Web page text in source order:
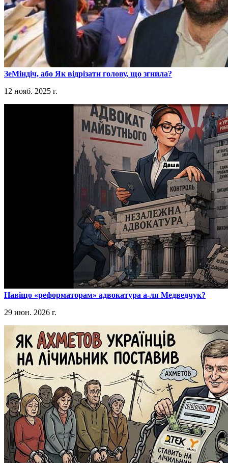
​ЗеМіндіч, або Як відрізати голову, що згнила?
12 нояб. 2025 г.
​Навіщо «реформаторам» адвокатура а-ля Медведчук?
29 июн. 2026 г.